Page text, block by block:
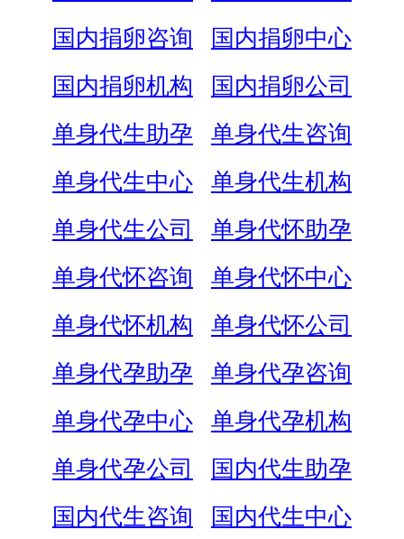
国内捐卵咨询
国内捐卵中心
国内捐卵机构
国内捐卵公司
单身代生助孕
单身代生咨询
单身代生中心
单身代生机构
单身代生公司
单身代怀助孕
单身代怀咨询
单身代怀中心
单身代怀机构
单身代怀公司
单身代孕助孕
单身代孕咨询
单身代孕中心
单身代孕机构
单身代孕公司
国内代生助孕
国内代生咨询
国内代生中心